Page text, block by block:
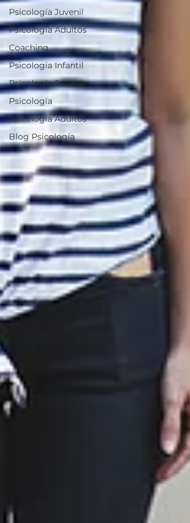
Psicología Juvenil
Psicología Adultos
Coaching
Psicología Infantil
Psicología Juvenil
Psicología
Psicología Adultos
Blog Psicología